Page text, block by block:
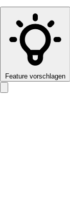
Feature vorschlagen